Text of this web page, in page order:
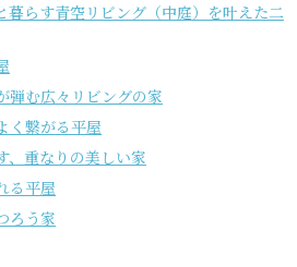
暮らす青空リビング（中庭）を叶えた二
弾む広々リビングの家
く繋がる平屋
、重なりの美しい家
る平屋
ろう家